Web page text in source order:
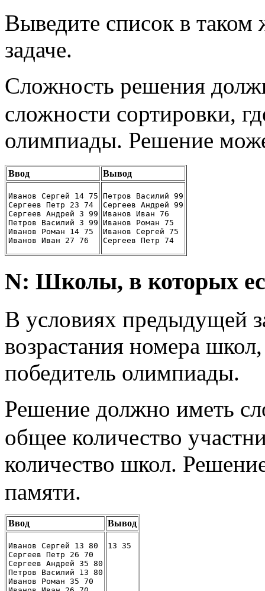
Выведите список в
задаче.
Сложность решения
сложности сортировки,
олимпиады. Решение
Ввод Вывод
Иванов Сергей 14 75
Сергеев Петр 23 74
Сергеев Андрей 3 99
Петров Василий 3 99
Иванов Роман 14 75
Иванов Иван 27 76
Петров Василий 99
Сергеев Андрей 99
Иванов Иван 76
Иванов Роман 75
Иванов Сергей 75
Сергеев Петр 74
N: Школы, в которых
В условиях предыдущей
возрастания номера
победитель олимпиады.
Решение должно иметь
общее количество
количество школ.
памяти.
Ввод Вывод
Иванов Сергей 13 80
Сергеев Петр 26 70
Сергеев Андрей 35 80
Петров Василий 13 80
Иванов Роман 35 70
13 35